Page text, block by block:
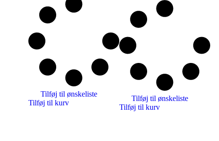
Tilføj til ønskeliste
Tilføj til kurv
Tilføj til ønskeliste
Tilføj til kurv